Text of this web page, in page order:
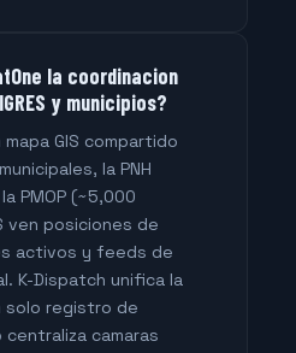
la coordinacion
y municipios?
GIS compartido
la PNH
PMOP (~5,000
ven posiciones de
activos y feeds de
K-Dispatch unifica la
solo registro de
camaras